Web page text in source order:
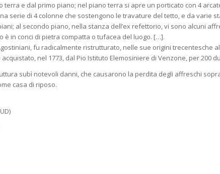
terra e dal primo piano; nel piano terra si apre un porticato con 4
serie di 4 colonne che sostengono le travature del tetto, e da varie
al secondo piano, nella stanza dell’ex refettorio, vi sono alcuni
è in conci di pietra compatta o tufacea del luogo. […].
fu radicalmente ristrutturato, nelle sue origini
nel 1773, dal Pio Istituto Elemosiniere di Venzone, per 200
subì notevoli danni, che causarono la perdita degli affreschi
casa di riposo.